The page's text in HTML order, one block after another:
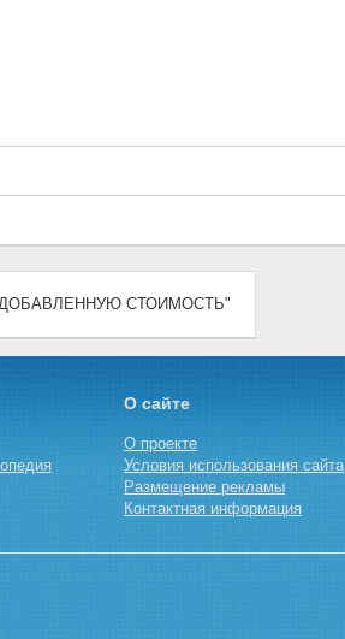
ДОБАВЛЕННУЮ СТОИМОСТЬ"
О сайте
О проекте
Условия использования сайта
Размещение рекламы
Контактная информация